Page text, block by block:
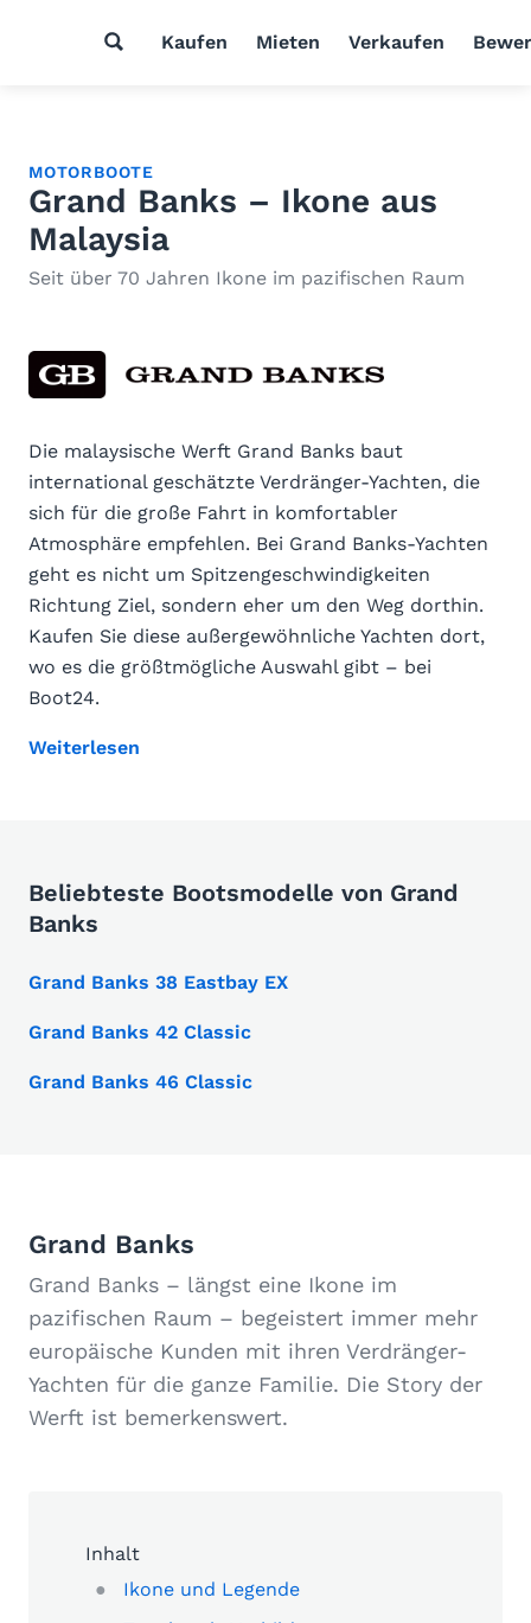
Kaufen Mieten Verkaufen
MOTORBOOTE
Grand Banks – Ikone aus
Malaysia
Seit über 70 Jahren Ikone im pazifischen Raum
Die malaysische Werft Grand Banks baut
international geschätzte Verdränger-Yachten, die
sich für die große Fahrt in komfortabler
Atmosphäre empfehlen. Bei Grand Banks-Yachten
geht es nicht um Spitzengeschwindigkeiten
Richtung Ziel, sondern eher um den Weg dorthin.
Kaufen Sie diese außergewöhnliche Yachten dort,
wo es die größtmögliche Auswahl gibt – bei
Boot24.
Weiterlesen
Beliebteste Bootsmodelle von Grand
Banks
Grand Banks 38 Eastbay EX
Grand Banks 42 Classic
Grand Banks 46 Classic
Grand Banks
Grand Banks – längst eine Ikone im
pazifischen Raum – begeistert immer mehr
europäische Kunden mit ihren Verdränger-
Yachten für die ganze Familie. Die Story der
Werft ist bemerkenswert.
Inhalt
Ikone und Legende